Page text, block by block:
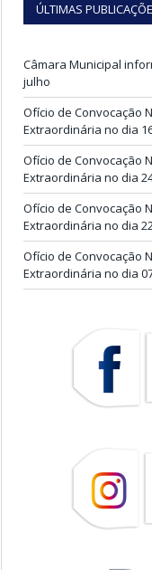
ÚLTIMAS
Câmara Municipal
julho
Ofício de Convocação
Extraordinária no dia
Ofício de Convocação
Extraordinária no dia
Ofício de Convocação
Extraordinária no dia
Ofício de Convocação
Extraordinária no dia